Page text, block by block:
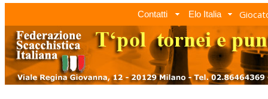
Contatti Elo Italia